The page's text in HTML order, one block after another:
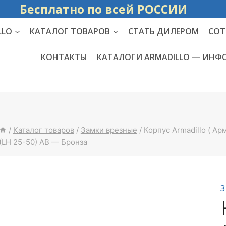
Бесплатно по
КАТАЛОГ ТОВАРОВ СТАТЬ ДИЛЕРОМ
КОНТАКТЫ КАТАЛОГИ ARMADILLO —
/ Каталог товаров / Замки врезные / Корпус Armadillo (
(LH 25-50) AB — Бронза